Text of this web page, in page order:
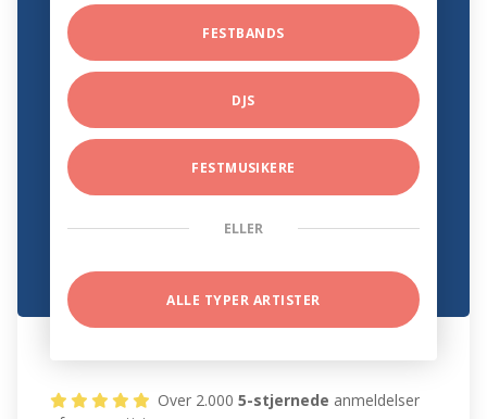
FESTBANDS
DJS
FESTMUSIKERE
ELLER
ALLE TYPER ARTISTER
Over 2.0005-stjernede anmeldelser